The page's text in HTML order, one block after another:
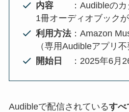
内容：Audibleのカ
1冊オーディオブック
利用方法：Amazon
（専用Audibleアプリ不
開始日
：2025年6月
Audibleで配信されているすべ